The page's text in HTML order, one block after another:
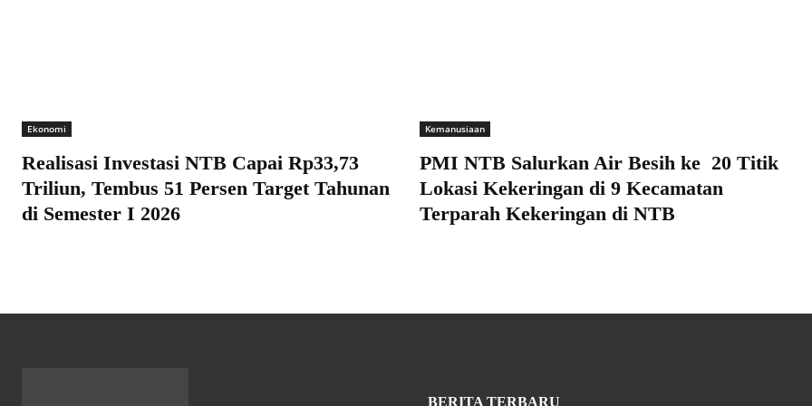
Ekonomi
Realisasi Investasi NTB Capai Rp33,73
Triliun, Tembus 51 Persen Target Tahunan
di Semester I 2026
Kemanusiaan
PMI NTB Salurkan Air Besih ke 20 Titik
Lokasi Kekeringan di 9 Kecamatan
Terparah Kekeringan di NTB
BERITA TERBARU